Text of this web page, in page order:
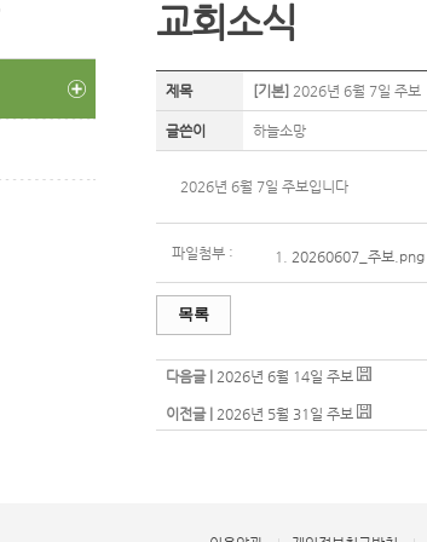
교회소식
제목 [기본] 2026년 6월 7일 주보
글쓴이 하늘소망
2026년 6월 7일 주보입니다
파일첨부 : 1. 20260607_주보.png
목록
다음글 | 2026년 6월 14일 주보
이전글 | 2026년 5월 31일 주보